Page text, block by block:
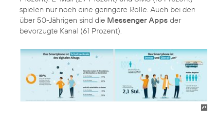
spielen nur noch eine geringere Rolle. Auch bei den
über 50-Jährigen sind die Messenger Apps der
bevorzugte Kanal (61 Prozent).